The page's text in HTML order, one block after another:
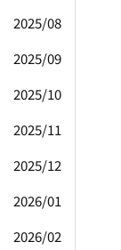
2025/08
2025/09
2025/10
2025/11
2025/12
2026/01
2026/02